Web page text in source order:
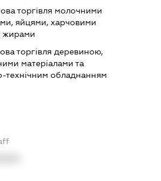
торгівля молочними
яйцями, харчовими
жирами
торгівля деревиною,
матеріалами та
технічним обладнанням